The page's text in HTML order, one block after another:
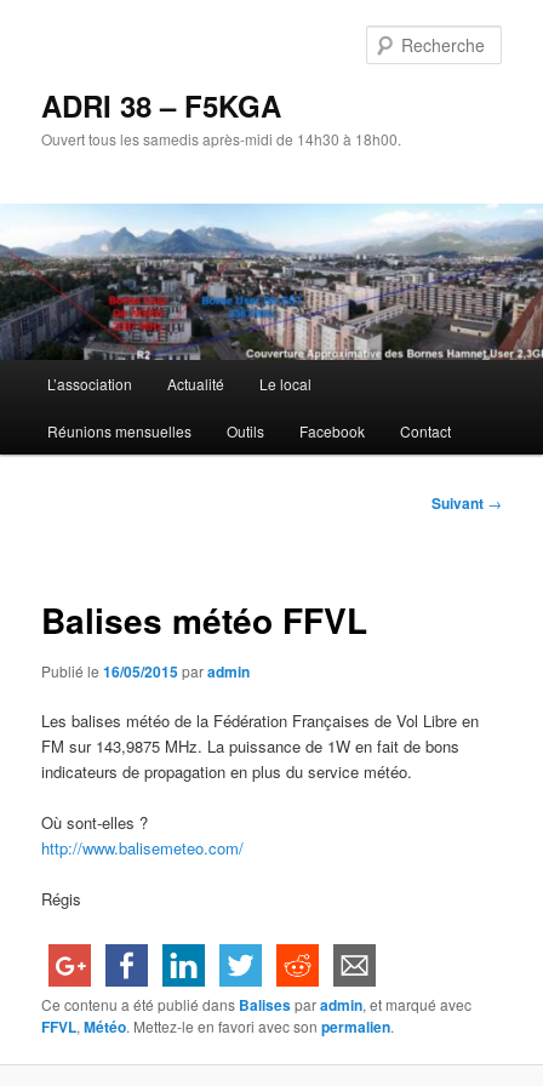
ADRI 38 – F5KGA
Ouvert tous les samedis après-midi de 14h30 à 18h00.
principal
L’association Actualité Le local
Réunions mensuelles Outils Facebook Contact
Suivant →
Balises météo FFVL
Publié le16/05/2015paradmin
Les balises météo de la Fédération Françaises de Vol Libre en
FM sur 143,9875 MHz. La puissance de 1W en fait de bons
indicateurs de propagation en plus du service météo.
Où sont-elles ?
http://www.balisemeteo.com/
Régis
Ce contenu a été publié dans Balisesparadmin, et marqué avec
FFVL,Météo. Mettez-le en favori avec sonpermalien.